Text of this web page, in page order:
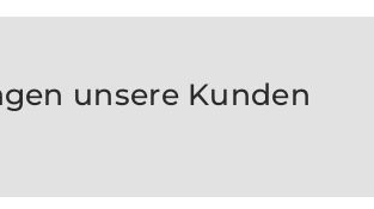
unsere Kunden